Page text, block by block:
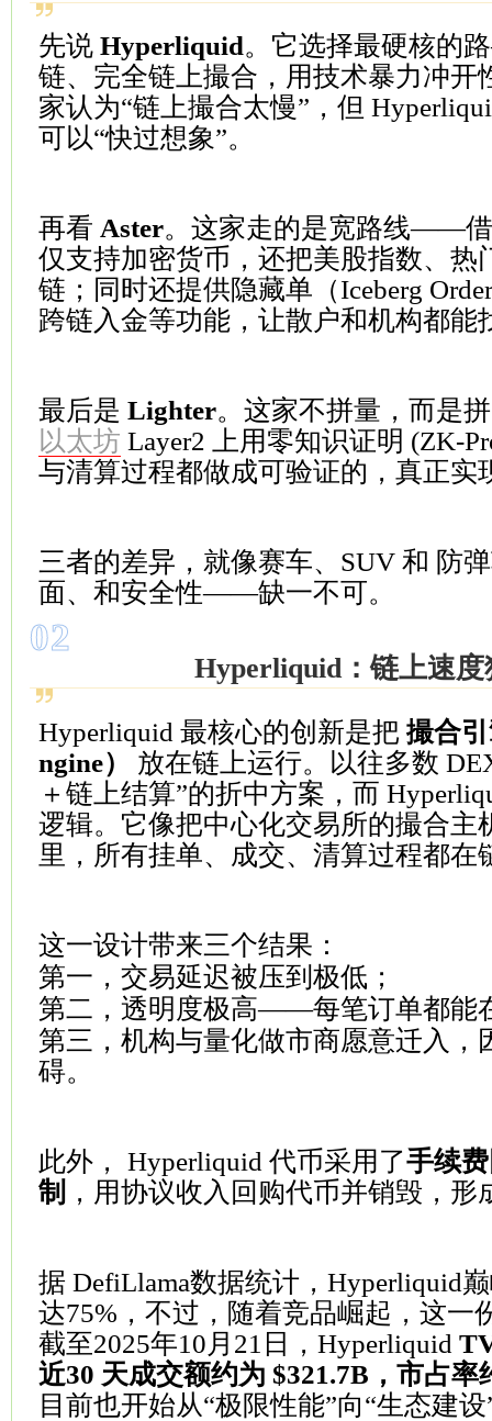
先说 Hyperliquid。它选择最硬核的
链、完全链上撮合，用技术暴力冲开
家认为“链上撮合太慢”，但
可以“快过想象”。
再看 Aster。这家走的是宽路线——
仅支持加密货币，还把美股指数、热
链；同时还提供隐藏单（Iceberg
跨链入金等功能，让散户和机构都能
最后是 Lighter。这家不拼量，而是
以太坊 Layer2 上用零知识证明 (ZK-
与清算过程都做成可验证的，真正实
三者的差异，就像赛车、SUV 和 防
面、和安全性——缺一不可。
02
Hyperliquid：链上速度
Hyperliquid 最核心的创新是把 撮合
ngine）
放在链上运行。以往多数
＋链上结算”的折中方案，而
逻辑。它像把中心化交易所的撮合主
里，所有挂单、成交、清算过程都在
这一设计带来三个结果：
第一，交易延迟被压到极低；
第二，透明度极高——每笔订单都能
第三，机构与量化做市商愿意迁入，
碍。
此外， Hyperliquid 代币采用了手续
制 ，用协议收入回购代币并销毁，
据 DefiLlama数据统计，Hyperliquid
达75%，不过，随着竞品崛起，这一
截至2025年10月21日，Hyperliquid
近30 天成交额约为 $321.7B，市占率
目前也开始从“极限性能”向“生态建